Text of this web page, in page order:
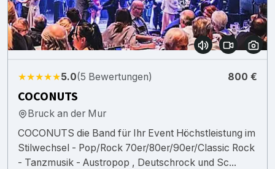
★★★★★5.0(5 Bewertungen) 800 €
COCONUTS
Bruck an der Mur
COCONUTS die Band für Ihr Event Höchstleistung im
Stilwechsel - Pop/Rock 70er/80er/90er/Classic Rock
- Tanzmusik - Austropop , Deutschrock und Sc...